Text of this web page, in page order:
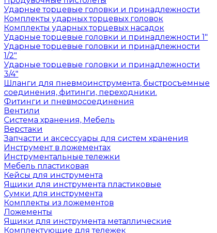
Ударные торцевые головки и принадлежности
Комплекты ударных торцевых головок
Комплекты ударных торцевых насадок
Ударные торцевые головки и принадлежности 1"
Ударные торцевые головки и принадлежности
1/2"
Ударные торцевые головки и принадлежности
3/4"
Шланги для пневмоинструмента, быстросъемные
соединения, фитинги, переходники.
Фитинги и пневмосоединения
Вентили
Система хранения, Мебель
Верстаки
Запчасти и аксессуары для систем хранения
Инструмент в ложементах
Инструментальные тележки
Мебель пластиковая
Кейсы для инструмента
Ящики для инструмента пластиковые
Сумки для инструмента
Комплекты из ложементов
Ложементы
Ящики для инструмента металлические
Комплектующие для тележек